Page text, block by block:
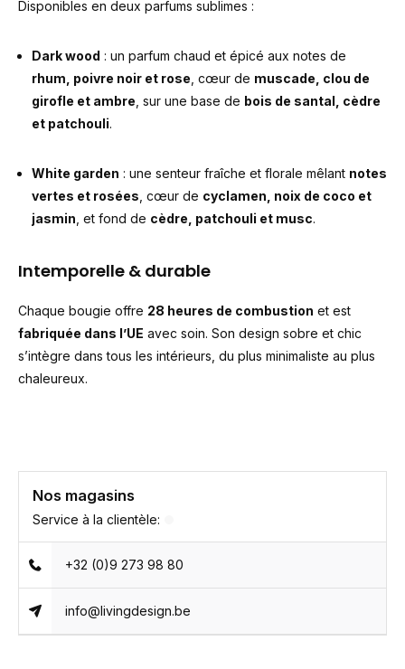
Disponibles en deux parfums sublimes :
Dark wood : un parfum chaud et épicé aux notes de
rhum, poivre noir et rose , cœur de muscade, clou de
girofle et ambre , sur une base de bois de santal, cèdre
et patchouli.
White garden : une senteur fraîche et florale mêlant notes
vertes et rosées , cœur de cyclamen, noix de coco et
jasmin , et fond de cèdre, patchouli et musc.
Intemporelle & durable
Chaque bougie offre 28 heures de combustion et est
fabriquée dans l’UE avec soin. Son design sobre et chic
s’intègre dans tous les intérieurs, du plus minimaliste au plus
chaleureux.
Nos magasins
Service à la clientèle:
+32 (0)9 273 98 80
info@livingdesign.be